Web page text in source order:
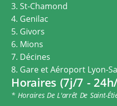
3. St-Chamond
4. Genilac
5. Givors
6. Mions
7. Décines
8. Gare et Aéroport Lyon-
Horaires (7j/7 -
* Horaires De L'arrêt De Saint-